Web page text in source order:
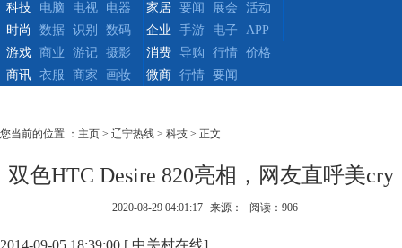
科技
电脑 电视
电器
时尚
数据 识别 数码
家居 要闻 展会
活动
企业
手游 电子
APP
游戏
商业 游记
摄影
商讯
衣服 商家 画妆
消费 导购 行情
价格
微商
行情 要闻
您当前的位置 ： 主页 > 辽宁热线 > 科技 > 正文
双色HTC Desire 820亮相，网友直呼美cry
2020-08-29 04:01:17 来源： 阅读：906
2014-09-05 18:39:00 [ 中关村在线]